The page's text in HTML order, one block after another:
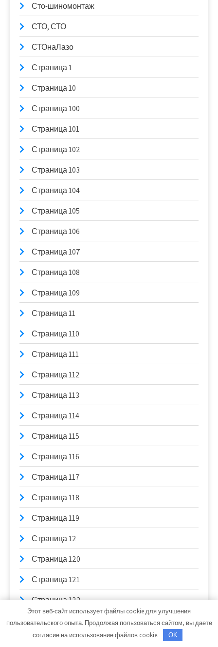
Сто-шиномонтаж
СТО, СТО
СТОнаЛазо
Страница 1
Страница 10
Страница 100
Страница 101
Страница 102
Страница 103
Страница 104
Страница 105
Страница 106
Страница 107
Страница 108
Страница 109
Страница 11
Страница 110
Страница 111
Страница 112
Страница 113
Страница 114
Страница 115
Страница 116
Страница 117
Страница 118
Страница 119
Страница 12
Страница 120
Страница 121
Страница 122
Страница 123
Этот веб-сайт использует файлы cookie для улучшения
пользовательского опыта. Продолжая пользоваться сайтом, вы даете
согласие на использование файлов cookie.
OK